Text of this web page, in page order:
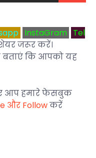
InstaGram
Tel
जरूर करें।
कि आपको यह
आप हमारे फेसबुक
और Followकरें